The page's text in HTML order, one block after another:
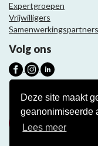
Deze site maakt
geanonimiseerde
Lees meer
Expertgroepen
Vrijwilligers
Samenwerkingspartners
Volg ons
Nieuwsbrief
Meld je aan